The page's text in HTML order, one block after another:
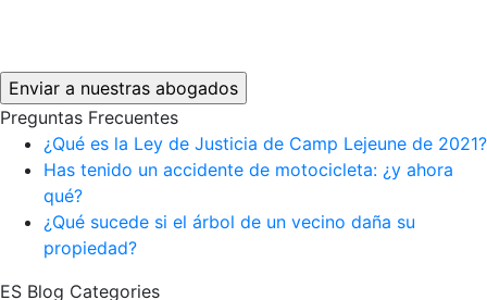
Preguntas Frecuentes
¿Qué es la Ley de Justicia de Camp Lejeune de 2021?
Has tenido un accidente de motocicleta: ¿y ahora
qué?
¿Qué sucede si el árbol de un vecino daña su
propiedad?
ES Blog Categories